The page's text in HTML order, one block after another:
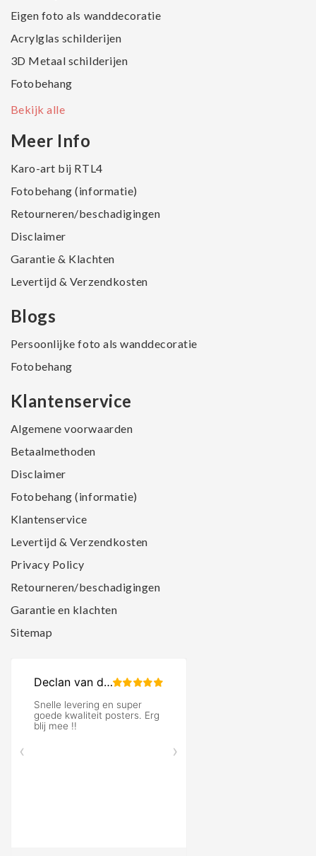
Eigen foto als wanddecoratie
Acrylglas schilderijen
3D Metaal schilderijen
Fotobehang
Bekijk alle
Meer Info
Karo-art bij RTL4
Fotobehang (informatie)
Retourneren/beschadigingen
Disclaimer
Garantie & Klachten
Levertijd & Verzendkosten
Blogs
Persoonlijke foto als wanddecoratie
Fotobehang
Klantenservice
Algemene voorwaarden
Betaalmethoden
Disclaimer
Fotobehang (informatie)
Klantenservice
Levertijd & Verzendkosten
Privacy Policy
Retourneren/beschadigingen
Garantie en klachten
Sitemap